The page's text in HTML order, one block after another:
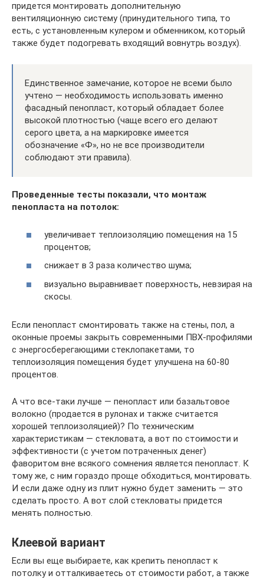
придется монтировать дополнительную
вентиляционную систему (принудительного типа, то
есть, с установленным кулером и обменником, который
также будет подогревать входящий вовнутрь воздух).
Единственное замечание, которое не всеми было
учтено — необходимость использовать именно
фасадный пенопласт, который обладает более
высокой плотностью (чаще всего его делают
серого цвета, а на маркировке имеется
обозначение «Ф», но не все производители
соблюдают эти правила).
Проведенные тесты показали, что монтаж
пенопласта на потолок:
увеличивает теплоизоляцию помещения на 15
процентов;
снижает в 3 раза количество шума;
визуально выравнивает поверхность, невзирая на
скосы.
Если пенопласт смонтировать также на стены, пол, а
оконные проемы закрыть современными ПВХ-профилями
с энергосберегающими стеклопакетами, то
теплоизоляция помещения будет улучшена на 60-80
процентов.
А что все-таки лучше — пенопласт или базальтовое
волокно (продается в рулонах и также считается
хорошей теплоизоляцией)? По техническим
характеристикам — стекловата, а вот по стоимости и
эффективности (с учетом потраченных денег)
фаворитом вне всякого сомнения является пенопласт. К
тому же, с ним гораздо проще обходиться, монтировать.
И если даже одну из плит нужно будет заменить — это
сделать просто. А вот слой стекловаты придется
менять полностью.
Клеевой вариант
Если вы еще выбираете, как крепить пенопласт к
потолку и отталкиваетесь от стоимости работ, а также